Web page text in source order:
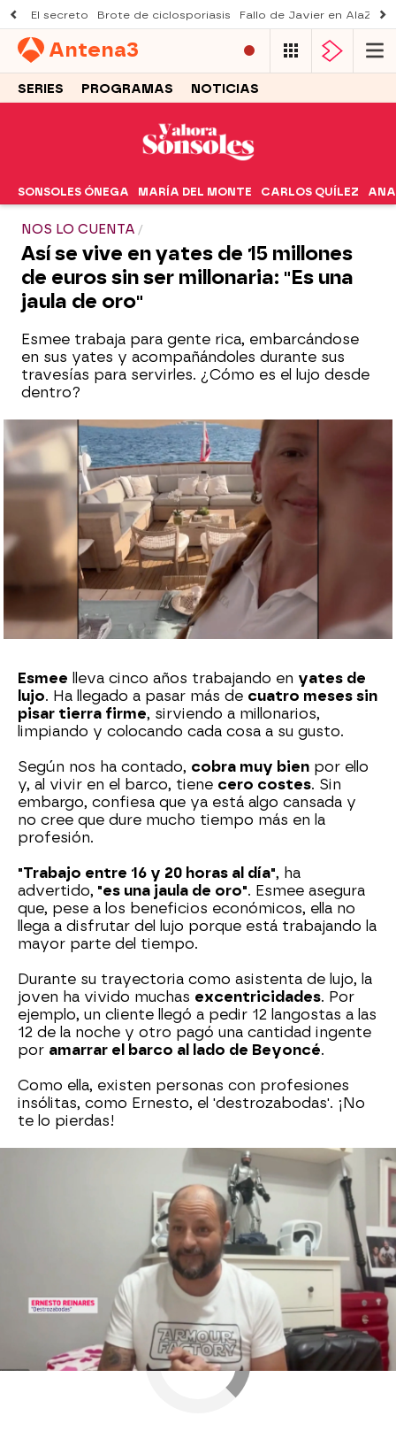
El secreto Brote de ciclosporiasis Fallo de Javier en AlaZ
Antena3
SERIES PROGRAMAS NOTICIAS
SONSOLES ÓNEGA MARÍA DEL MONTE CARLOS QUÍLEZ ANA
NOS LO CUENTA
Así se vive en yates de 15 millones
de euros sin ser millonaria: "Es una
jaula de oro"
Esmee trabaja para gente rica, embarcándose
en sus yates y acompañándoles durante sus
travesías para servirles. ¿Cómo es el lujo desde
dentro?
Sara Sanz Navarro
Publicado:23 de octubre de 2024, 12:23
Whatsapp
Facebook Flipboard
Esmee lleva cinco años trabajando en yates de
lujo. Ha llegado a pasar más de cuatro meses sin
pisar tierra firme, sirviendo a millonarios,
limpiando y colocando cada cosa a su gusto.
Según nos ha contado, cobra muy bien por ello
y, al vivir en el barco, tiene cero costes. Sin
embargo, confiesa que ya está algo cansada y
no cree que dure mucho tiempo más en la
profesión.
"Trabajo entre 16 y 20 horas al día", ha
advertido, "es una jaula de oro". Esmee asegura
que, pese a los beneficios económicos, ella no
llega a disfrutar del lujo porque está trabajando la
mayor parte del tiempo.
Durante su trayectoria como asistenta de lujo, la
joven ha vivido muchas excentricidades. Por
ejemplo, un cliente llegó a pedir 12 langostas a las
12 de la noche y otro pagó una cantidad ingente
por amarrar el barco al lado de Beyoncé.
Como ella, existen personas con profesiones
insólitas, como Ernesto, el 'destrozabodas'. ¡No
te lo pierdas!
» Programas » Y ahora Sonsoles